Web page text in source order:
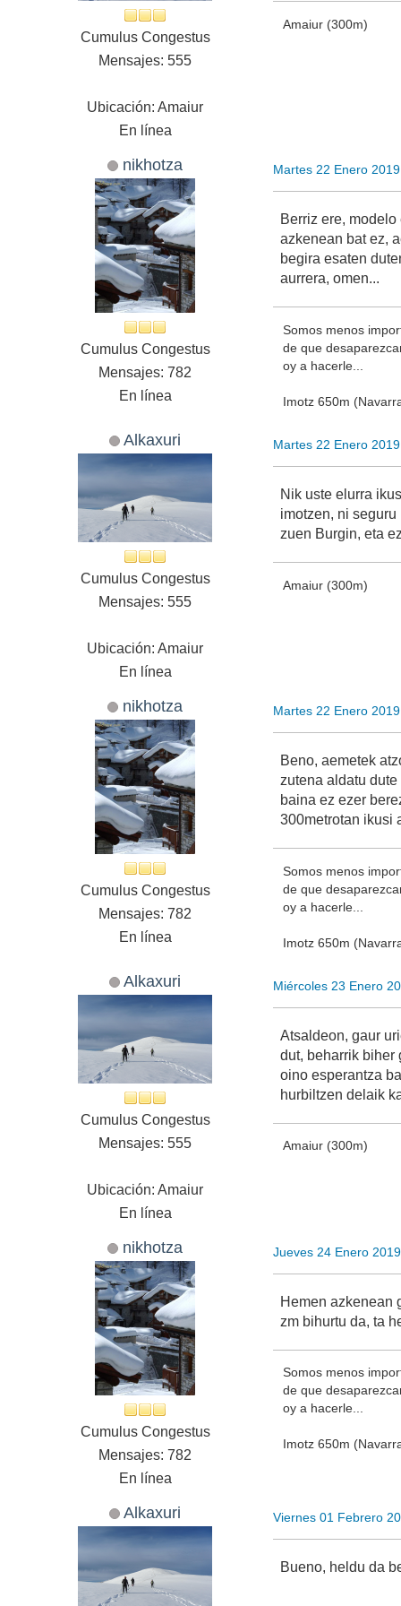
Cumulus Congestus
Mensajes: 555
Ubicación: Amaiur
En línea
Amaiur (300m)
nikhotza
Cumulus Congestus
Mensajes: 782
En línea
Martes 22 Enero
Berriz ere,
azkenean bat ez,
begira esaten
aurrera, omen...
Somos menos
de que
oy a hacerle...
Imotz 650m
Alkaxuri
Cumulus Congestus
Mensajes: 555
Ubicación: Amaiur
En línea
Martes 22 Enero
Nik uste elurra
imotzen, ni
zuen Burgin, eta
Amaiur (300m)
nikhotza
Cumulus Congestus
Mensajes: 782
En línea
Martes 22 Enero
Beno, aemetek
zutena aldatu
baina ez ezer
300metrotan ikusi
Somos menos
de que
oy a hacerle...
Imotz 650m
Alkaxuri
Cumulus Congestus
Mensajes: 555
Ubicación: Amaiur
En línea
Miércoles 23 Enero
Atsaldeon, gaur
dut, beharrik biher
oino esperantza
hurbiltzen delaik
Amaiur (300m)
nikhotza
Cumulus Congestus
Mensajes: 782
En línea
Jueves 24 Enero
Hemen azkenean
zm bihurtu da, ta
Somos menos
de que
oy a hacerle...
Imotz 650m
Alkaxuri Viernes 01 Febrero
Bueno, heldu da